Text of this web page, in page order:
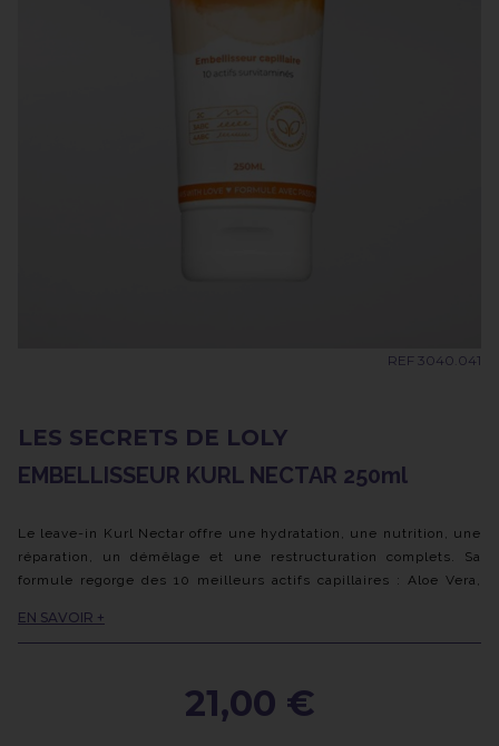
REF 3040.041
LES SECRETS DE LOLY
EMBELLISSEUR KURL NECTAR 250ml
Le leave-in Kurl Nectar offre une hydratation, une nutrition, une
réparation, un démêlage et une restructuration complets. Sa
formule regorge des 10 meilleurs actifs capillaires : Aloe Vera,
Cupuaçu, Thé vert, Ricin, Soja et Provitamine B5.
offrant une base complète pour démêler, nourrir et réparer les
cheveux, tout en les protégeant des agressions
EN SAVOIR +
21,00 €